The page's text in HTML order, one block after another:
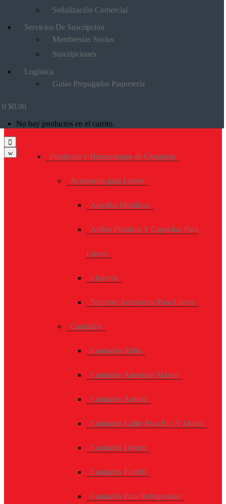
Señalización Comercial
Servicios De Suscripción
Membresías Socios
Suscripciones
Logística
Guías Prepagadas Paquetería
0 $0.00
No hay productos en el carrito.
Productos y Herramientas de Cerrajeria
Accesorios para Llaves
Argollas Metálicas
Arillos Plásticos Y Capuchas Para
Llaves
Llaveros
Paquetes Accesorios Para Llaves
Candados
Candados Abba
Candados American Máster
Candados Austral
Candados Cable Para Bici Y Motos
Candados Dexter
Candados Faitelli
Candados Para Refrigerador